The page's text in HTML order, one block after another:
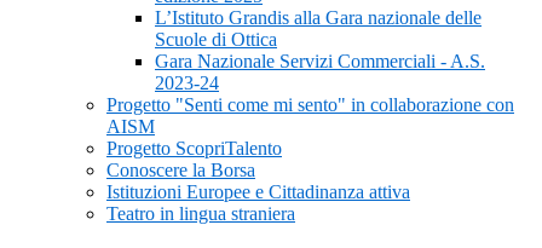
L’Istituto Grandis alla Gara nazionale delle
Scuole di Ottica
Gara Nazionale Servizi Commerciali - A.S.
2023-24
Progetto "Senti come mi sento" in collaborazione con
AISM
Progetto ScopriTalento
Conoscere la Borsa
Istituzioni Europee e Cittadinanza attiva
Teatro in lingua straniera